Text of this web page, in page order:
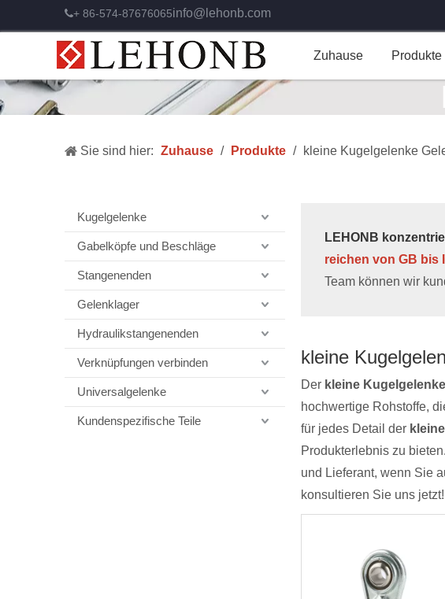
+ 86-574-87676065info@lehonb.com
Zuhause Produkte
Sie sind hier: Zuhause / Produkte / kleine Kugelgelenke
Kugelgelenke
Gabelköpfe und Beschläge
Stangenenden
Gelenklager
Hydraulikstangenenden
Verknüpfungen verbinden
Universalgelenke
Kundenspezifische Teile
LEHONB
reichen von GB bis
Team können wir
kleine
Der kleine
hochwertige Rohstoffe,
für jedes Detail der
Produkterlebnis zu bieten.
und Lieferant, wenn Sie
konsultieren Sie uns jetzt!